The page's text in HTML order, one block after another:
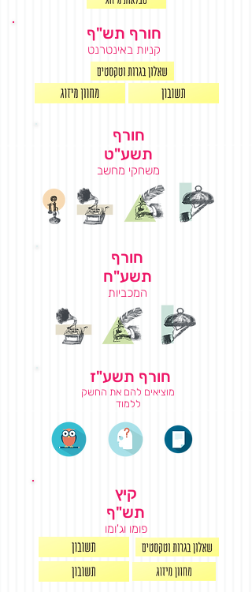
חורף תש"ף
קניות באינטרנט
חורף
תשע"ט
משחקי מחשב
חורף
תשע"ח
המכביות
חורף תשע"ז
מוציאים להם את החשק
ללמוד
קיץ
תש"ף
פומו וג'ומו